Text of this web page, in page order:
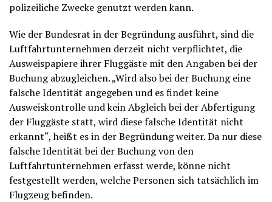
polizeiliche Zwecke genutzt werden kann.
Wie der Bundesrat in der Begründung ausführt, sind die
Luftfahrtunternehmen derzeit nicht verpflichtet, die
Ausweispapiere ihrer Fluggäste mit den Angaben bei der
Buchung abzugleichen. „Wird also bei der Buchung eine
falsche Identität angegeben und es findet keine
Ausweiskontrolle und kein Abgleich bei der Abfertigung
der Fluggäste statt, wird diese falsche Identität nicht
erkannt“, heißt es in der Begründung weiter. Da nur diese
falsche Identität bei der Buchung von den
Luftfahrtunternehmen erfasst werde, könne nicht
festgestellt werden, welche Personen sich tatsächlich im
Flugzeug befinden.